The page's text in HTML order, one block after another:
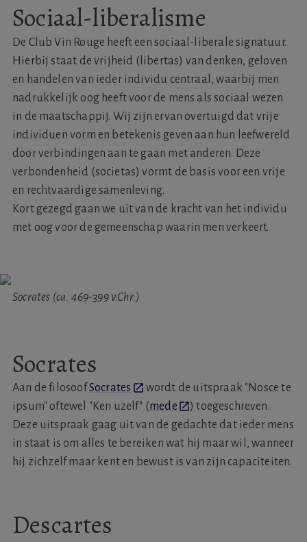
Sociaal-liberalisme
De Club Vin Rouge heeft een sociaal-liberale signatuur.
Hierbij staat de vrijheid (libertas) van denken, geloven
en handelen van ieder individu centraal, waarbij men
nadrukkelijk oog heeft voor de mens als sociaal wezen
in de maatschappij. Wij zijn ervan overtuigd dat vrije
individuen vorm en betekenis geven aan hun leefwereld
door verbindingen aan te gaan met anderen. Deze
verbondenheid (societas) vormt de basis voor een vrije
en rechtvaardige samenleving.
Kort gezegd gaan we uit van de kracht van het individu
met oog voor de gemeenschap waarin men verkeert.
Socrates (ca. 469-399 v.Chr.)
Socrates
Aan de filosoofSocrates
wordt de uitspraak "Nosce te
ipsum" oftewel "Ken uzelf" (mede
) toegeschreven.
Deze uitspraak gaag uit van de gedachte dat ieder mens
in staat is om alles te bereiken wat hij maar wil, wanneer
hij zichzelf maar kent en bewust is van zijn capaciteiten.
Descartes